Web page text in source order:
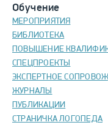
Обучение
МЕРОПРИЯТИЯ
БИБЛИОТЕКА
ПОВЫШЕНИЕ
СПЕЦПРОЕКТЫ
ЭКСПЕРТНОЕ
ЖУРНАЛЫ
ПУБЛИКАЦИИ
СТРАНИЧКА ЛОГОПЕДА